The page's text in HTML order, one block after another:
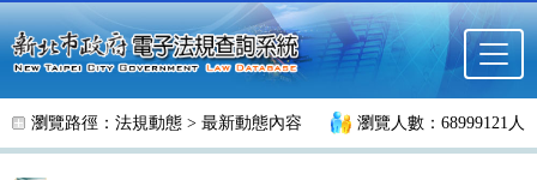
跳至主要內容
瀏覽路徑： 法規動態 > 最新動態內容 瀏覽人數：68999121人